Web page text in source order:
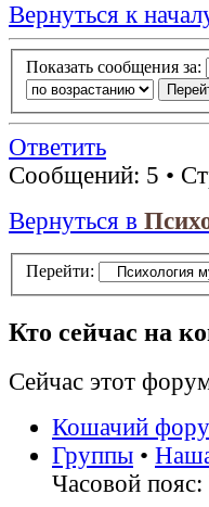
Вернуться к
Показать сообщения за:
Ответить
Сообщений: 5 •
Вернуться в
Перейти:
Кто сейчас на
Сейчас этот
Кошачий
Группы •
Часовой